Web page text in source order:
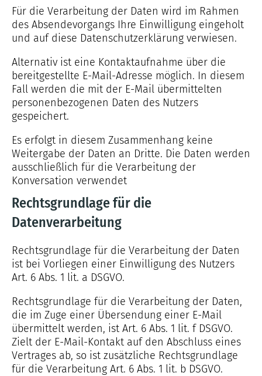
Für die Verarbeitung der Daten wird im Rahmen
des Absendevorgangs Ihre Einwilligung eingeholt
und auf diese Datenschutzerklärung verwiesen.
Alternativ ist eine Kontaktaufnahme über die
bereitgestellte E-Mail-Adresse möglich. In diesem
Fall werden die mit der E-Mail übermittelten
personenbezogenen Daten des Nutzers
gespeichert.
Es erfolgt in diesem Zusammenhang keine
Weitergabe der Daten an Dritte. Die Daten werden
ausschließlich für die Verarbeitung der
Konversation verwendet
Rechtsgrundlage für die
Datenverarbeitung
Rechtsgrundlage für die Verarbeitung der Daten
ist bei Vorliegen einer Einwilligung des Nutzers
Art. 6 Abs. 1 lit. a DSGVO.
Rechtsgrundlage für die Verarbeitung der Daten,
die im Zuge einer Übersendung einer E-Mail
übermittelt werden, ist Art. 6 Abs. 1 lit. f DSGVO.
Zielt der E-Mail-Kontakt auf den Abschluss eines
Vertrages ab, so ist zusätzliche Rechtsgrundlage
für die Verarbeitung Art. 6 Abs. 1 lit. b DSGVO.